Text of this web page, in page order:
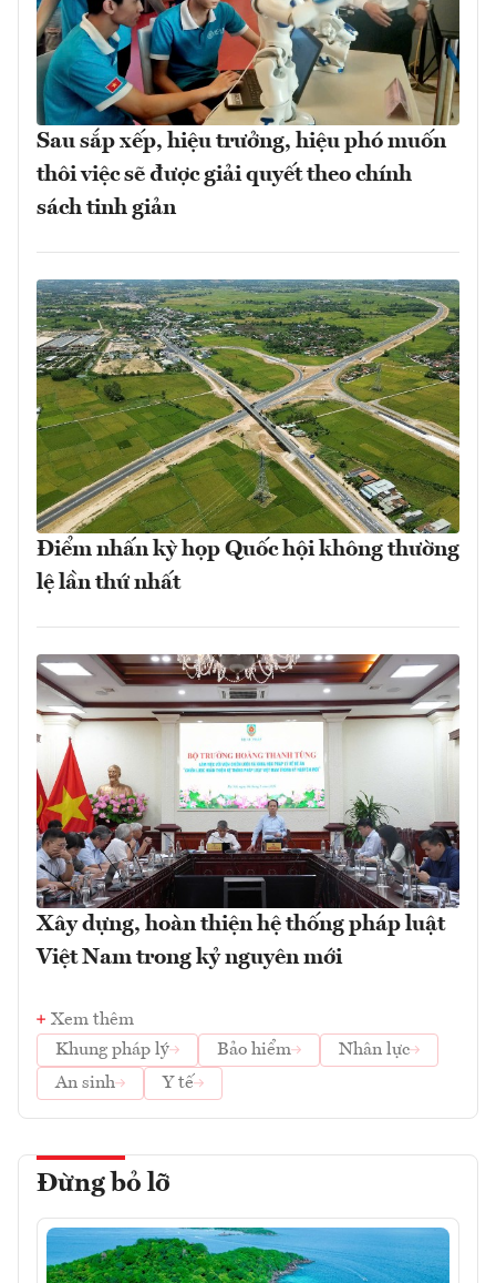
Sau sắp xếp, hiệu trưởng, hiệu phó muốn
thôi việc sẽ được giải quyết theo chính
sách tinh giản
Điểm nhấn kỳ họp Quốc hội không thường
lệ lần thứ nhất
Xây dựng, hoàn thiện hệ thống pháp luật
Việt Nam trong kỷ nguyên mới
Xem thêm
Khung pháp lý
Bảo hiểm
Nhân lực
An sinh
Y tế
Đừng bỏ lỡ